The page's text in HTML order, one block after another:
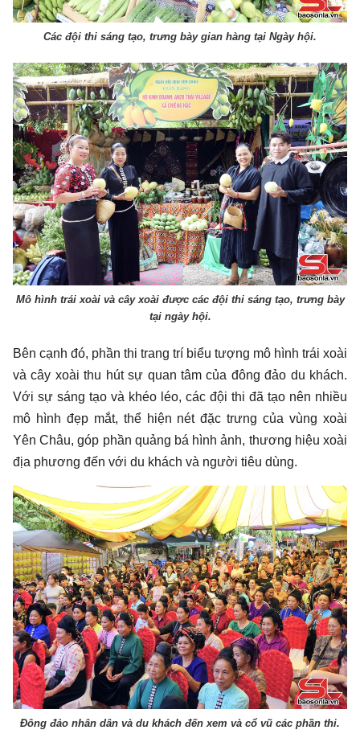
Các đội thi sáng tạo, trưng bày gian hàng tại Ngày hội.
Mô hình trái xoài và cây xoài được các đội thi sáng tạo, trưng bày
tại ngày hội.
Bên cạnh đó, phần thi trang trí biểu tượng mô hình trái xoài
và cây xoài thu hút sự quan tâm của đông đảo du khách.
Với sự sáng tạo và khéo léo, các đội thi đã tạo nên nhiều
mô hình đẹp mắt, thể hiện nét đặc trưng của vùng xoài
Yên Châu, góp phần quảng bá hình ảnh, thương hiệu xoài
địa phương đến với du khách và người tiêu dùng.
Đông đảo nhân dân và du khách đến xem và cổ vũ các phần thi.